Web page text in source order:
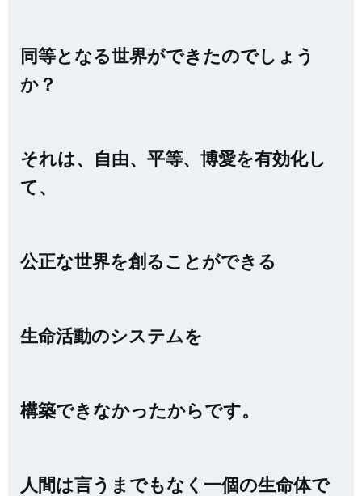
同等となる世界ができたのでしょう
か？
それは、自由、平等、博愛を有効化し
て、
公正な世界を創ることができる
生命活動のシステムを
構築できなかったからです。
人間は言うまでもなく一個の生命体で